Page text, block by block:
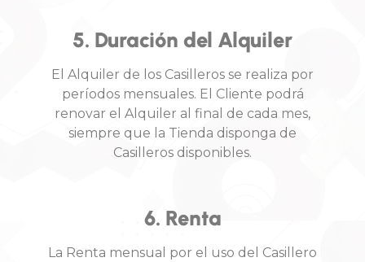
5. Duración del Alquiler
El Alquiler de los Casilleros se realiza por
períodos mensuales. El Cliente podrá
renovar el Alquiler al final de cada mes,
siempre que la Tienda disponga de
Casilleros disponibles.
6. Renta
La Renta mensual por el uso del Casillero